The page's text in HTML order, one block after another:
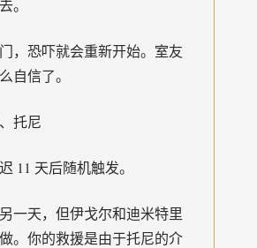
。
，恐吓就会重新开始。室友
自信了。
托尼
11 天后随机触发。
一天，但伊戈尔和迪米特里
。你的救援是由于托尼的介